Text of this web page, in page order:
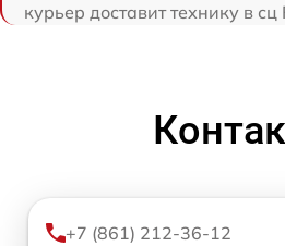
курьер доставит технику в сц
+7 (861) 212-36-12